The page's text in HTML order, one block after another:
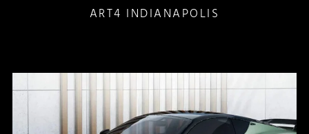
ART4 INDIANAPOLIS